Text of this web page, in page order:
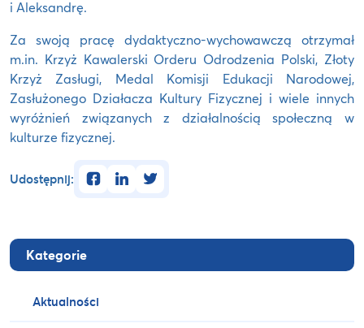
Kategorie
Aktualności
i Aleksandrę.
Za swoją pracę dydaktyczno-wychowawczą otrzymał
m.in. Krzyż Kawalerski Orderu Odrodzenia Polski, Złoty
Krzyż Zasługi, Medal Komisji Edukacji Narodowej,
Zasłużonego Działacza Kultury Fizycznej i wiele innych
wyróżnień związanych z działalnością społeczną w
kulturze fizycznej.
Udostępnij: facebooklinkedintwitter